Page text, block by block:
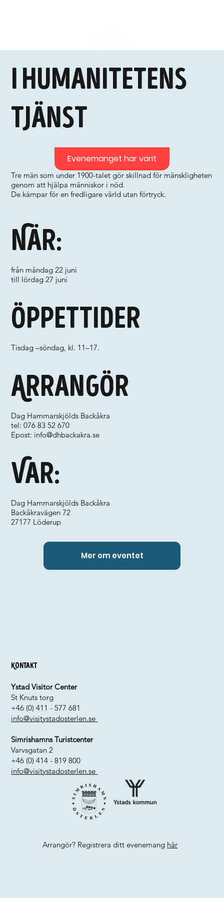
I humanitetens
tjänst
Tre män som under 1900-talet gör skillnad för mänskligheten
genom att hjälpa människor i nöd.
De kämpar för en fredligare värld utan förtryck.
När:
från måndag 22 juni
till lördag 27 juni
Var:
Arrangör
Dag Hammarskjölds Backåkra
tel: 076 83 52 670
Epost: info@dhbackakra.se
Dag Hammarskjölds Backåkra
Backåkravägen 72
27177 Löderup
Öppettider
Tisdag –söndag, kl. 11–17.
Mer om eventet
Evenemanget har varit
Kontakt
Ystad Visitor Center
St Knuts torg
+46 (0) 411 - 577 681
info@visitystadosterlen.se
Simrishamns Turistcenter
Varvsgatan 2
+46 (0) 414 - 819 800
info@visitystadosterlen.se
Arrangör? Registrera ditt evenemang här